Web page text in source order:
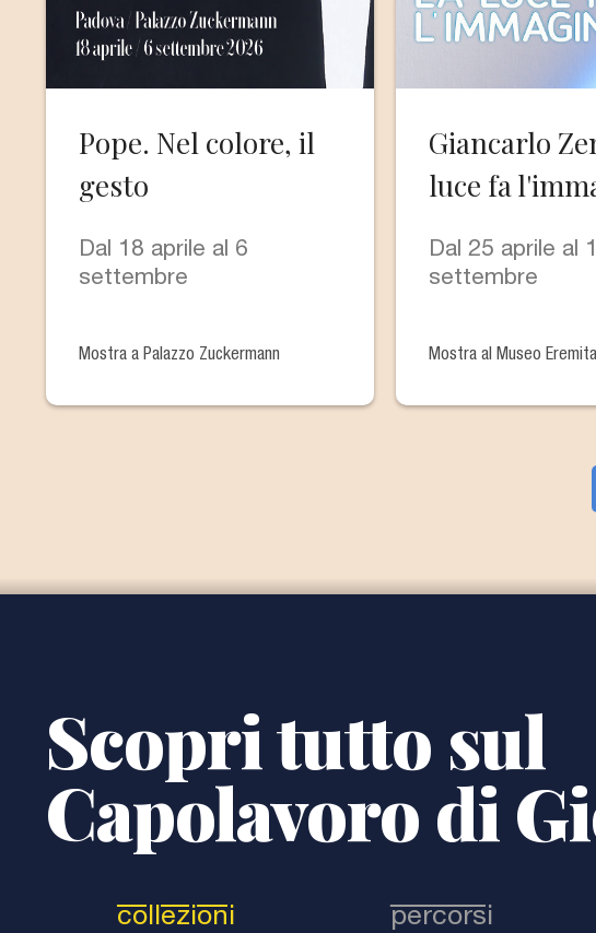
Pope. Nel colore, il
gesto
Dal 18 aprile al 6
settembre
Mostra a Palazzo Zuckermann
Giancarlo
luce fa
Dal 25 aprile al
settembre
Mostra al Museo
Scopri tutto sul
Capolavoro di
collezioni percorsi